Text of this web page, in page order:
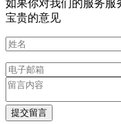
如果你对我们的服务服
宝贵的意见
提交留言